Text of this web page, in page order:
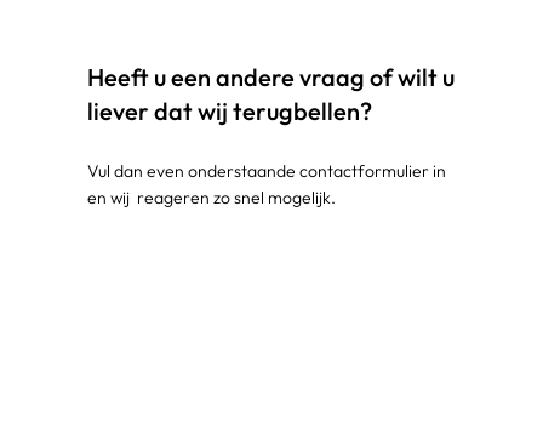
Heeft u een andere vraag of wilt u
liever dat wij terugbellen?
Vul dan even onderstaande contactformulier in
en wij reageren zo snel mogelijk.